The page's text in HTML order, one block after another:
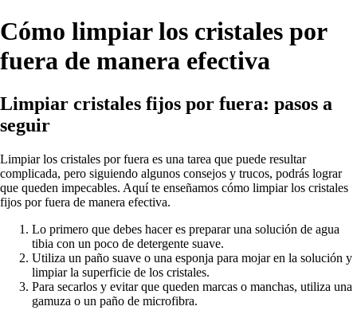
Cómo limpiar los cristales por
fuera de manera efectiva
Limpiar cristales fijos por fuera: pasos a
seguir
Limpiar los cristales por fuera es una tarea que puede resultar
complicada, pero siguiendo algunos consejos y trucos, podrás lograr
que queden impecables. Aquí te enseñamos cómo limpiar los cristales
fijos por fuera de manera efectiva.
Lo primero que debes hacer es preparar una solución de agua
tibia con un poco de detergente suave.
Utiliza un paño suave o una esponja para mojar en la solución y
limpiar la superficie de los cristales.
Para secarlos y evitar que queden marcas o manchas, utiliza una
gamuza o un paño de microfibra.